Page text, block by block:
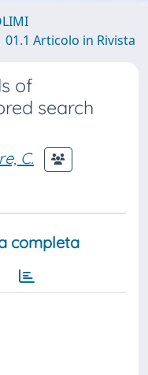
01.1 Articolo in Rivista
of
search
C.
completa